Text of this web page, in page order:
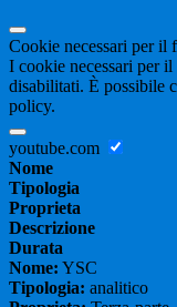
Cookie necessari per il
I cookie necessari per
disabilitati. È possibile
policy.
youtube.com
Nome
Tipologia
Proprieta
Descrizione
Durata
Nome: YSC
Tipologia: analitico